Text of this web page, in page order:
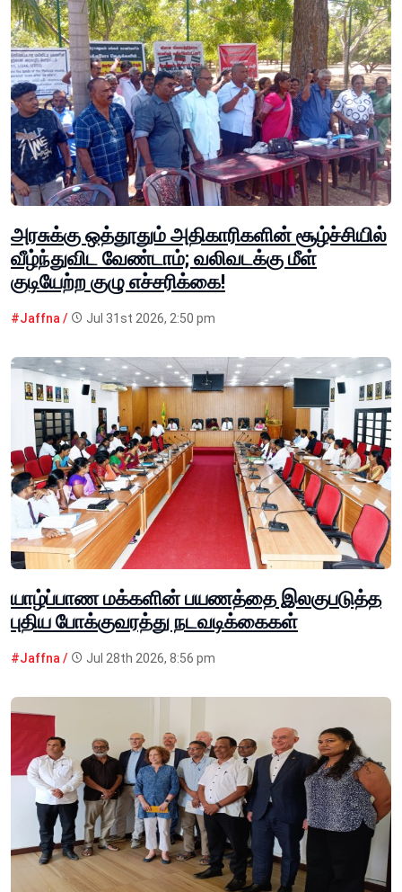
அரசுக்கு ஒத்தூதும் அதிகாரிகளின் சூழ்ச்சியில்
வீழ்ந்துவிட வேண்டாம்; வலிவடக்கு மீள்
குடியேற்ற குழு எச்சரிக்கை!
#Jaffna / Jul 31st 2026, 2:50 pm
யாழ்ப்பாண மக்களின் பயணத்தை இலகுபடுத்த
புதிய போக்குவரத்து நடவடிக்கைகள்
#Jaffna / Jul 28th 2026, 8:56 pm